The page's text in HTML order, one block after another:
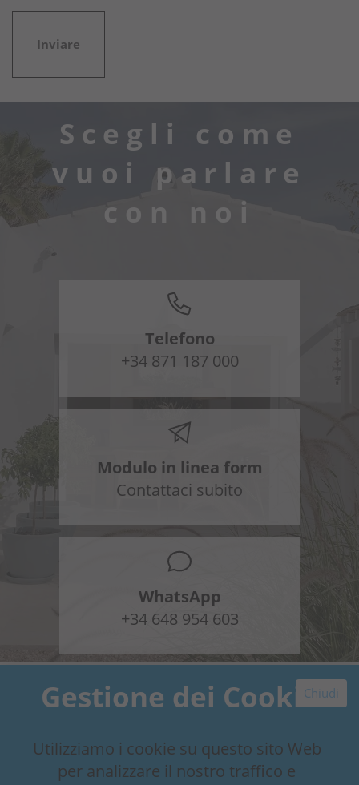
Chiudi
Gestione dei Cookie
Utilizziamo i cookie su questo sito Web
per analizzare il nostro traffico e
Scegli come
vuoi parlare
con noi
Telefono
+34 871 187 000
Modulo in linea form
Contattaci subito
WhatsApp
+34 648 954 603
Contattaci subito